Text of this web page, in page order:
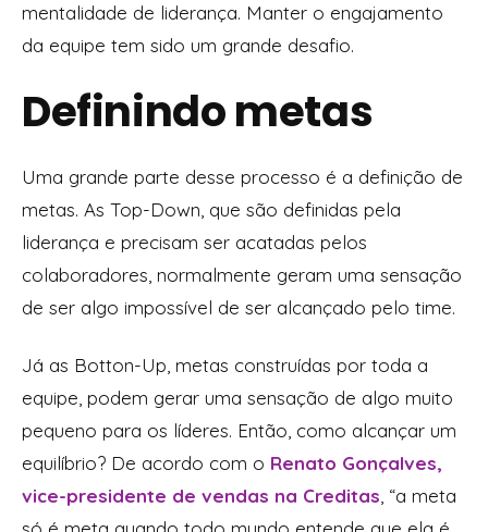
mentalidade de liderança. Manter o engajamento
da equipe tem sido um grande desafio.
Definindo metas
Uma grande parte desse processo é a definição de
metas. As Top-Down, que são definidas pela
liderança e precisam ser acatadas pelos
colaboradores, normalmente geram uma sensação
de ser algo impossível de ser alcançado pelo time.
Já as Botton-Up, metas construídas por toda a
equipe, podem gerar uma sensação de algo muito
pequeno para os líderes. Então, como alcançar um
equilíbrio? De acordo com o Renato Gonçalves,
vice-presidente de vendas na Creditas , “a meta